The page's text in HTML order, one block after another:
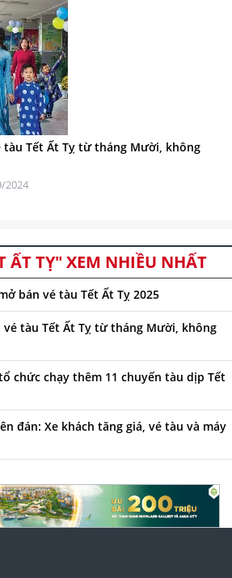
Tết Ất Tỵ từ tháng Mười, không
2024
ẤT TỴ" XEM NHIỀU NHẤT
bán vé tàu Tết Ất Tỵ 2025
tàu Tết Ất Tỵ từ tháng Mười, không
chức chạy thêm 11 chuyến tàu dịp Tết
đán: Xe khách tăng giá, vé tàu và máy